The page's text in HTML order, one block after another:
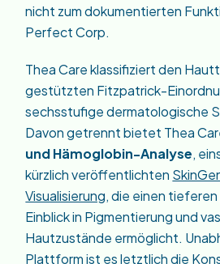
nicht zum dokumentierten
Perfect Corp.
Thea Care klassifiziert den
gestützten Fitzpatrick-
sechsstufige dermatologische
Davon getrennt bietet Thea
und Hämoglobin-Analyse,
kürzlich veröffentlichten
Visualisierung, die einen
Einblick in Pigmentierung und
Hautzustände ermöglicht.
Plattform ist es letztlich die